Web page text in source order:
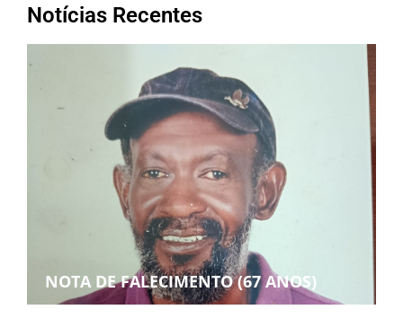
Notícias Recentes
NOTA DE FALECIMENTO (67 ANOS)